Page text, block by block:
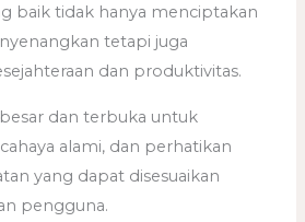
baik tidak hanya menciptakan
tetapi juga
dan produktivitas.
dan terbuka untuk
alami, dan perhatikan
yang dapat disesuaikan
pengguna.